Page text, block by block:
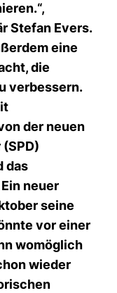
Stefan Evers.
eine
die
verbessern.
der neuen
das
neuer
seine
vor einer
womöglich
wieder